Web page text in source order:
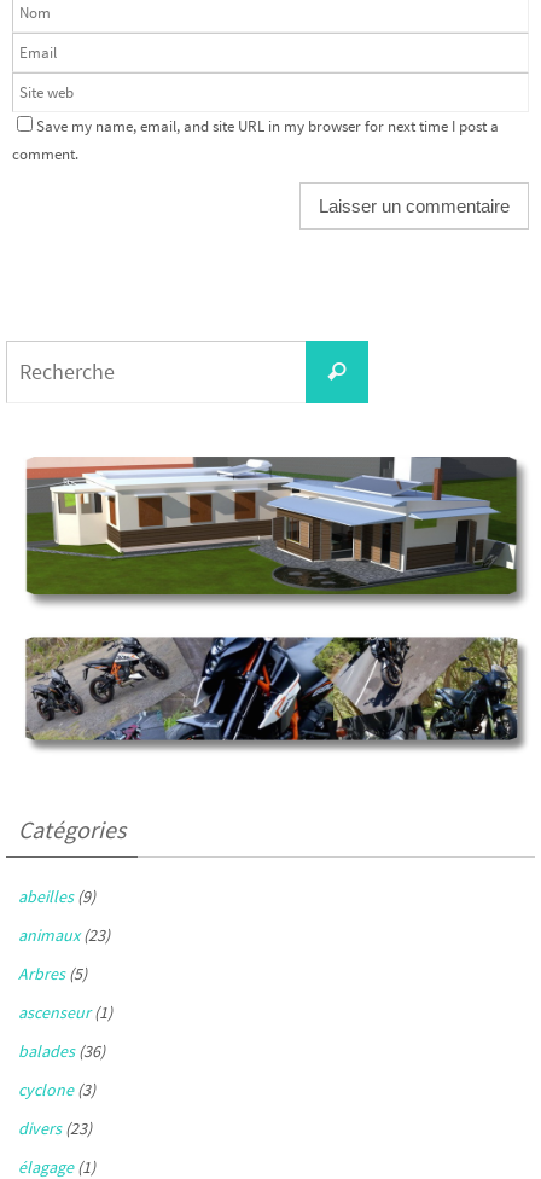
Save my name, email, and site URL in my browser for next time I post a
comment.
Recherche
Catégories
abeilles(9)
animaux(23)
Arbres(5)
ascenseur(1)
balades(36)
cyclone(3)
divers(23)
élagage(1)